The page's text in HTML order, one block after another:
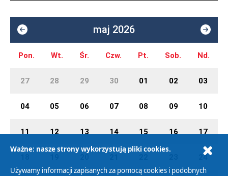
maj 2026
Pon. Wt. Śr. Czw. Pt. Sob. Nd.
27 28 29 30 01 02 03
04 05 06 07 08 09 10
11 12 13 14 15 16 17
24
Ważne: nasze strony wykorzystują pliki cookies.
Używamy informacji zapisanych za pomocą cookies i podobnych